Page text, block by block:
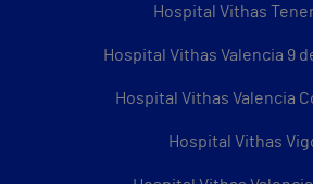
Hospital Vithas
Hospital Vithas Valencia 9
Hospital Vithas Valencia
Hospital Vithas